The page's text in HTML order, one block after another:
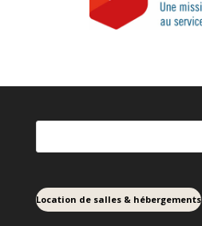
Location de salles & hébergements